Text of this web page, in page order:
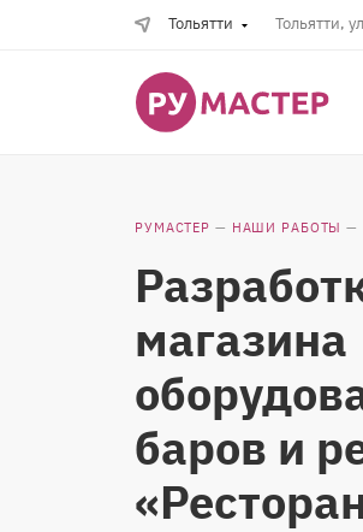
Тольятти Тольятти,
РУМАСТЕР — НАШИ РАБОТЫ —
магазина
баров и